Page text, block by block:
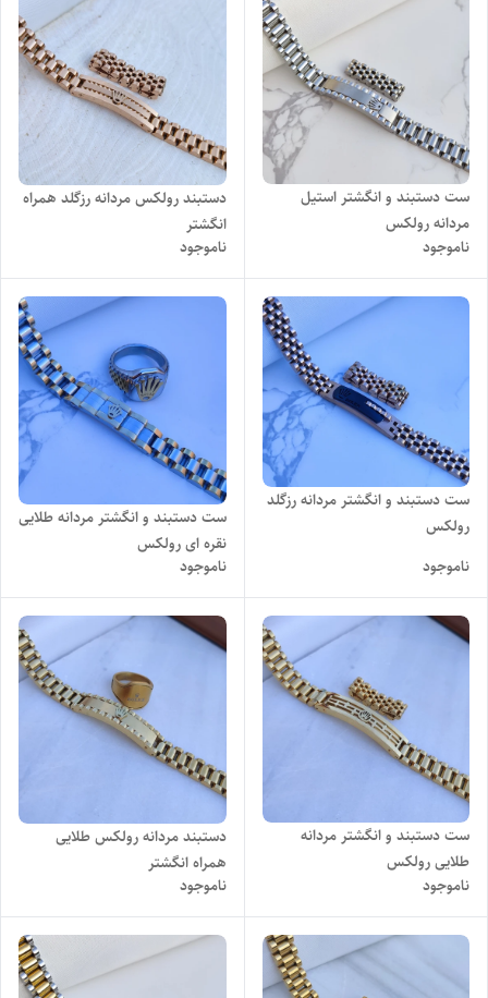
ست دستبند و انگشتر استیل
مردانه رولکس
ناموجود
دستبند رولکس مردانه رزگلد همراه
انگشتر
ناموجود
ست دستبند و انگشتر مردانه رزگلد
رولکس
ناموجود
ست دستبند و انگشتر مردانه طلایی
نقره ای رولکس
ناموجود
ست دستبند و انگشتر مردانه
طلایی رولکس
ناموجود
دستبند مردانه رولکس طلایی
همراه انگشتر
ناموجود